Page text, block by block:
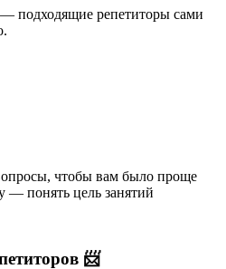
— подходящие репетиторы сами
чтобы вам было проще
— понять цель занятий
📨